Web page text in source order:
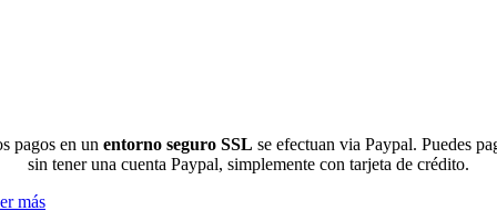
pagos en un entorno seguro SSL se efectuan via Paypal. Puedes
sin tener una cuenta Paypal, simplemente con tarjeta de crédito.
más